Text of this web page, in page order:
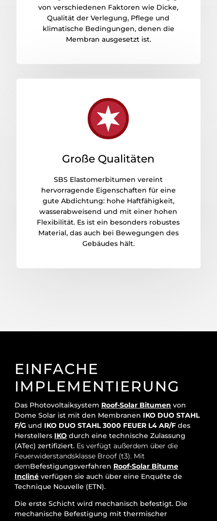
von verschiedenen Faktoren wie Dicke,
Qualität der Verlegung, Pflege und
klimatische Bedingungen, denen die
Membran ausgesetzt ist.
Große Qualitäten
SBS Elastomerbitumen vereint
hervorragende Eigenschaften für eine
gute Abdichtung: hohe Haftfähigkeit,
wasserabweisend und mit einer hohen
Flexibilität. Es ist ein besonders robustes
Material, das auch bei Bewegungen des
Gebäudes hält.
EINFACHE
IMPLEMENTIERUNG
Das Photovoltaiksystem Roof-Solar Bitumen von
Dome Solar ist mit den Membranen IKO DUO STAHL
F/G und IKO DUO STAHL 3000 FEUER L4 AR/F des
Herstellers IKO durch eine technische Zulassung
(ATec) zertifiziert. Es verfügt außerdem über die
Feuerwiderstandsklasse Broof (t3). Mit
demBefestigungsverfahren Roof-Solar Bitume
Incliné verfügen sie auch über eine Enquête de
Technique Nouvelle (ETN).
Die erste Schicht wird mechanisch befestigt. Die
mechanische Befestigung mit thermischer